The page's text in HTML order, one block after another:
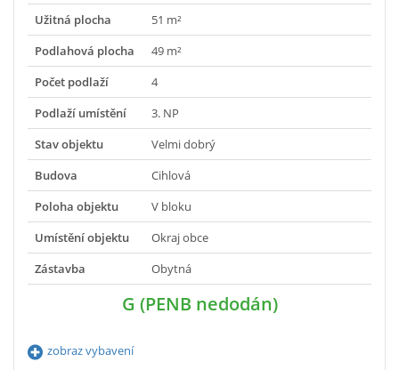
Užitná plocha
51 m²
Podlahová plocha
49 m²
Počet podlaží
4
Podlaží umístění
3. NP
Stav objektu
Velmi dobrý
Budova
Cihlová
Poloha objektu
V bloku
Umístění objektu
Okraj obce
Zástavba
Obytná
G (PENB nedodán)
zobraz vybavení